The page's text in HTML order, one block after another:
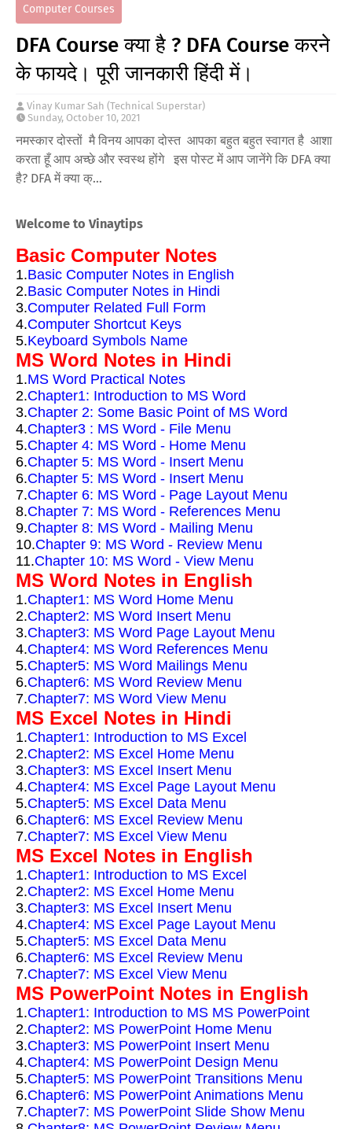
Computer Courses
DFA Course क्या है ? DFA Course करने
के फायदे। पूरी जानकारी हिंदी में।
Vinay Kumar Sah (Technical Superstar)
Sunday, October 10, 2021
नमस्कार दोस्तों मै विनय आपका दोस्त आपका बहुत बहुत स्वागत है आशा
करता हूँ आप अच्छे और स्वस्थ होंगे इस पोस्ट में आप जानेंगे कि DFA क्या
है? DFA में क्या क्…
Welcome to Vinaytips
Basic Computer Notes
1.Basic Computer Notes in English
2.Basic Computer Notes in Hindi
3.Computer Related Full Form
4.Computer Shortcut Keys
5.Keyboard Symbols Name
MS Word Notes in Hindi
1.MS Word Practical Notes
2.Chapter1: Introduction to MS Word
3.Chapter 2: Some Basic Point of MS Word
4.Chapter3 : MS Word - File Menu
5.Chapter 4: MS Word - Home Menu
6.Chapter 5: MS Word - Insert Menu
6.Chapter 5: MS Word - Insert Menu
7.Chapter 6: MS Word - Page Layout Menu
8.Chapter 7: MS Word - References Menu
9.Chapter 8: MS Word - Mailing Menu
10.Chapter 9: MS Word - Review Menu
11.Chapter 10: MS Word - View Menu
MS Word Notes in English
1.Chapter1: MS Word Home Menu
2.Chapter2: MS Word Insert Menu
3.Chapter3: MS Word Page Layout Menu
4.Chapter4: MS Word References Menu
5.Chapter5: MS Word Mailings Menu
6.Chapter6: MS Word Review Menu
7.Chapter7: MS Word View Menu
MS Excel Notes in Hindi
1.Chapter1: Introduction to MS Excel
2.Chapter2: MS Excel Home Menu
3.Chapter3: MS Excel Insert Menu
4.Chapter4: MS Excel Page Layout Menu
5.Chapter5: MS Excel Data Menu
6.Chapter6: MS Excel Review Menu
7.Chapter7: MS Excel View Menu
MS Excel Notes in English
1.Chapter1: Introduction to MS Excel
2.Chapter2: MS Excel Home Menu
3.Chapter3: MS Excel Insert Menu
4.Chapter4: MS Excel Page Layout Menu
5.Chapter5: MS Excel Data Menu
6.Chapter6: MS Excel Review Menu
7.Chapter7: MS Excel View Menu
MS PowerPoint Notes in English
1.Chapter1: Introduction to MS MS PowerPoint
2.Chapter2: MS PowerPoint Home Menu
3.Chapter3: MS PowerPoint Insert Menu
4.Chapter4: MS PowerPoint Design Menu
5.Chapter5: MS PowerPoint Transitions Menu
6.Chapter6: MS PowerPoint Animations Menu
7.Chapter7: MS PowerPoint Slide Show Menu